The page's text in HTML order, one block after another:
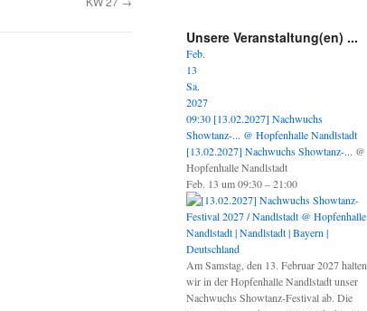
Unsere Veranstaltung(en) ...
Feb.
13
Sa.
2027
09:30 [13.02.2027] Nachwuchs
Showtanz-... @ Hopfenhalle Nandlstadt
[13.02.2027] Nachwuchs Showtanz-... @
Hopfenhalle Nandlstadt
Feb. 13 um 09:30 – 21:00
Am Samstag, den 13. Februar 2027 halten
wir in der Hopfenhalle Nandlstadt unser
Nachwuchs Showtanz-Festival ab. Die